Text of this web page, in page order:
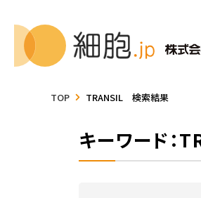
TOP TRANSIL 検索結果
キーワード：